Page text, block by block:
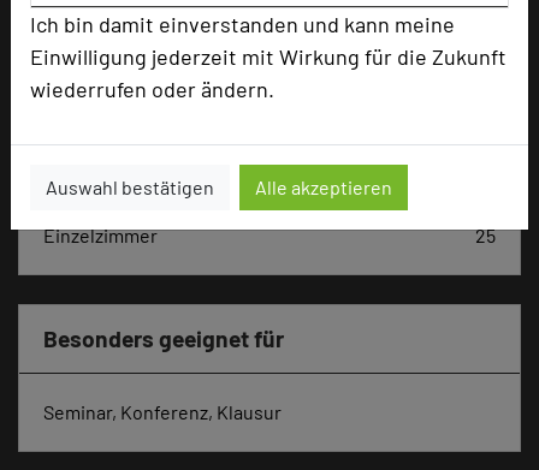
Ich bin damit einverstanden und kann meine
Einwilligung jederzeit mit Wirkung für die Zukunft
wiederrufen oder ändern.
Auswahl bestätigen Alle akzeptieren
Max. Tagungskapazität (Personen)
Parlamentarisch
70
Reihenbestuhlung
Zimmer
Einzelzimmer
25
Besonders geeignet für
Seminar, Konferenz, Klausur